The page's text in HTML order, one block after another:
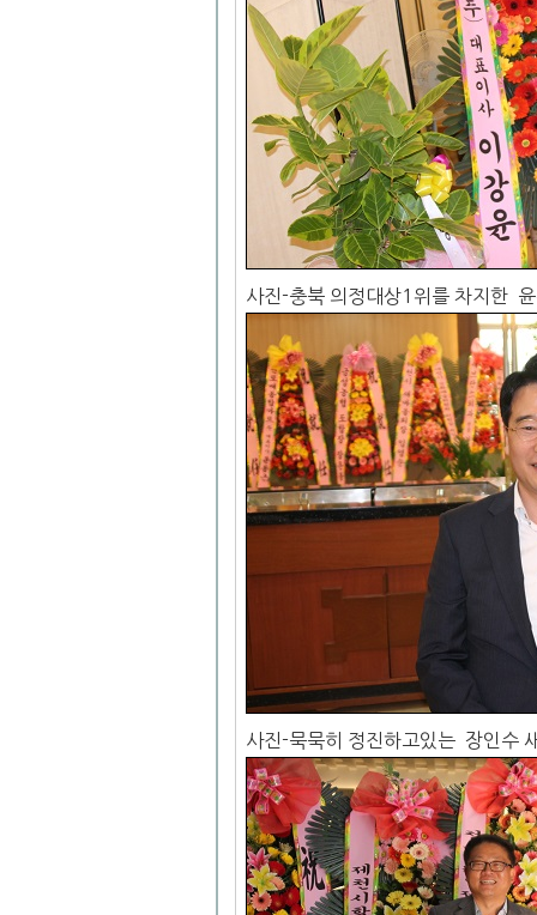
사진-충북 의정대상1위를 차지한
사진-묵묵히 정진하고있는 장인수